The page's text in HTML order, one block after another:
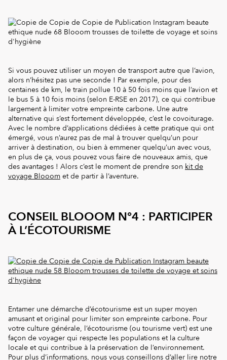
Si vous pouvez utiliser un moyen de transport autre que l’avion,
alors n’hésitez pas une seconde ! Par exemple, pour des
centaines de km, le train pollue 10 à 50 fois moins que l’avion et
le bus 5 à 10 fois moins (selon E-RSE en 2017), ce qui contribue
largement à limiter votre empreinte carbone. Une autre
alternative qui s’est fortement développée, c’est le covoiturage.
Avec le nombre d’applications dédiées à cette pratique qui ont
émergé, vous n’aurez pas de mal à trouver quelqu’un pour
arriver à destination, ou bien à emmener quelqu’un avec vous,
en plus de ça, vous pouvez vous faire de nouveaux amis, que
des avantages ! Alors c’est le moment de prendre son kit de
voyage Blooom et de partir à l’aventure.
CONSEIL BLOOOM N°4 : PARTICIPER
À L’ÉCOTOURISME
Entamer une démarche d’écotourisme est un super moyen
amusant et original pour limiter son empreinte carbone. Pour
votre culture générale, l’écotourisme (ou tourisme vert) est une
façon de voyager qui respecte les populations et la culture
locale et qui contribue à la préservation de l’environnement.
Pour plus d’informations, nous vous conseillons d’aller lire notre